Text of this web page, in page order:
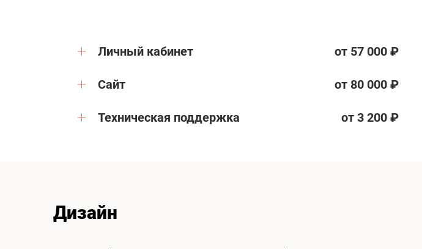
Личный кабинет от 57 000 ₽
Сайт от 80 000 ₽
Техническая поддержка от 3 200 ₽
Дизайн